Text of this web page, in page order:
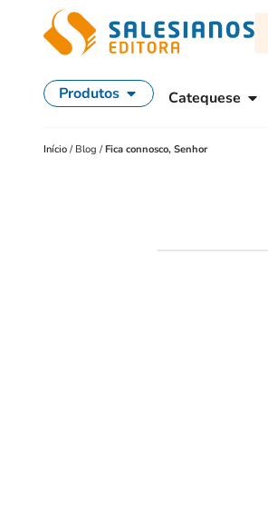
Produtos Catequese
Início / Blog /Fica connosco, Senhor